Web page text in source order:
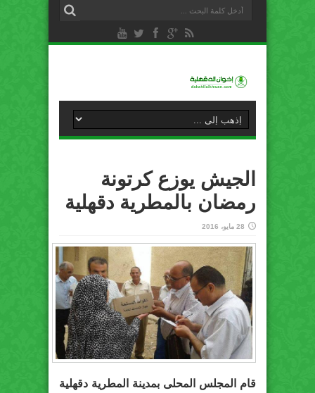
الجيش يوزع كرتونة
رمضان بالمطرية دقهلية
28 مايو، 2016
قام المجلس المحلى بمدينة المطرية دقهلية